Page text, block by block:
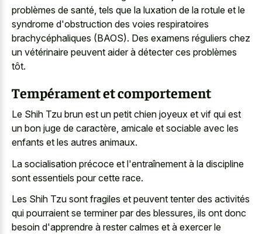
problèmes de santé, tels que la luxation de la rotule et le
syndrome d'obstruction des voies respiratoires
brachycéphaliques (BAOS). Des examens réguliers chez
un vétérinaire peuvent aider à détecter ces problèmes
tôt.
Tempérament et comportement
Le Shih Tzu brun est un petit chien joyeux et vif qui est
un bon juge de caractère, amicale et sociable avec les
enfants et les autres animaux.
La socialisation précoce et l'entraînement à la discipline
sont essentiels pour cette race.
Les Shih Tzu sont fragiles et peuvent tenter des activités
qui pourraient se terminer par des blessures, ils ont donc
besoin d'apprendre à rester calmes et à exercer le